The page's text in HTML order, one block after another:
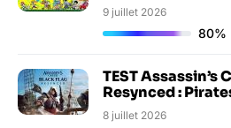
9 juillet 2026
80%
TEST Assassin’s
Resynced :
8 juillet 2026